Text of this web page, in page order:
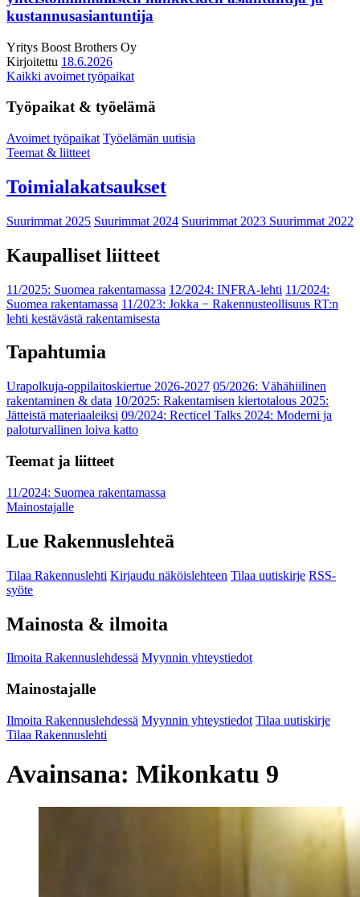
kustannusasiantuntija
Yritys Boost Brothers Oy
Kirjoitettu 18.6.2026
Kaikki avoimet työpaikat
Työpaikat & työelämä
Avoimet työpaikat Työelämän uutisia
Teemat & liitteet
Toimialakatsaukset
Suurimmat 2025 Suurimmat 2024 Suurimmat 2023 Suurimmat 2022
Kaupalliset liitteet
11/2025: Suomea rakentamassa 12/2024: INFRA-lehti 11/2024:
Suomea rakentamassa 11/2023: Jokka − Rakennusteollisuus RT:n
lehti kestävästä rakentamisesta
Tapahtumia
Urapolkuja-oppilaitoskiertue 2026-2027 05/2026: Vähähiilinen
rakentaminen & data 10/2025: Rakentamisen kiertotalous 2025:
Jätteistä materiaaleiksi 09/2024: Recticel Talks 2024: Moderni ja
paloturvallinen loiva katto
Teemat ja liitteet
11/2024: Suomea rakentamassa
Mainostajalle
Lue Rakennuslehteä
Tilaa Rakennuslehti Kirjaudu näköislehteen Tilaa uutiskirje RSS-
syöte
Mainosta & ilmoita
Ilmoita Rakennuslehdessä Myynnin yhteystiedot
Mainostajalle
Ilmoita Rakennuslehdessä Myynnin yhteystiedot Tilaa uutiskirje
Tilaa Rakennuslehti
Avainsana: Mikonkatu 9